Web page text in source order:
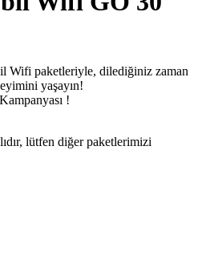
Wifi paketleriyle, dilediğiniz zaman
yaşayın!
!​
lütfen diğer paketlerimizi